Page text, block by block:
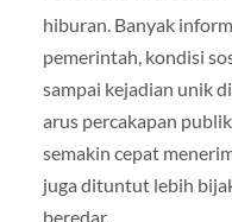
hiburan. Banyak
pemerintah, kondisi
sampai kejadian unik
arus percakapan
semakin cepat
juga dituntut lebih
beredar.